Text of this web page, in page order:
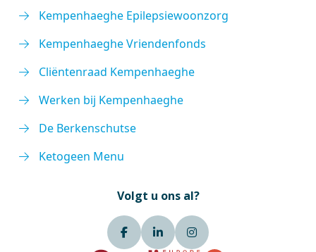
Kempenhaeghe Epilepsiewoonzorg
Kempenhaeghe Vriendenfonds
Cliëntenraad Kempenhaeghe
Werken bij Kempenhaeghe
De Berkenschutse
Ketogeen Menu
Volgt u ons al?